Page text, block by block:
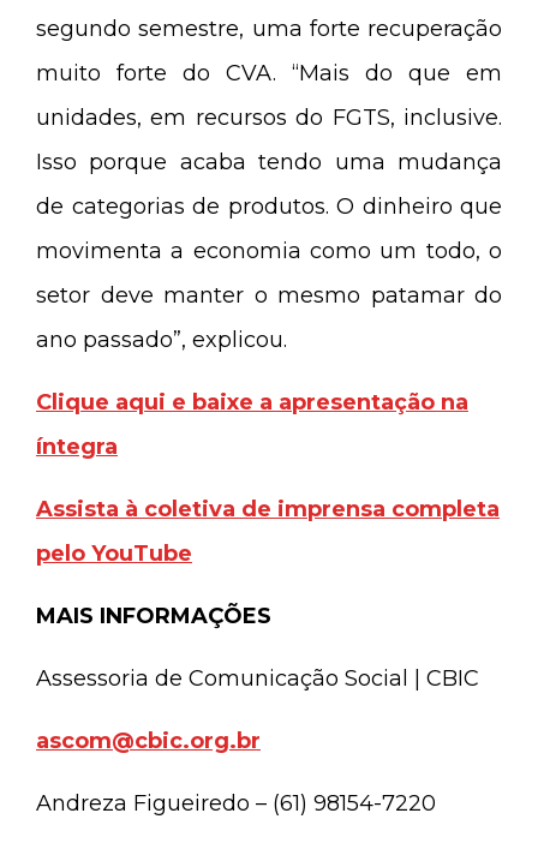
segundo semestre, uma forte recuperação
muito forte do CVA. “Mais do que em
unidades, em recursos do FGTS, inclusive.
Isso porque acaba tendo uma mudança
de categorias de produtos. O dinheiro que
movimenta a economia como um todo, o
setor deve manter o mesmo patamar do
ano passado”, explicou.
Clique aqui e baixe a apresentação na
íntegra
Assista à coletiva de imprensa completa
pelo YouTube
MAIS INFORMAÇÕES
Assessoria de Comunicação Social | CBIC
ascom@cbic.org.br
Andreza Figueiredo – (61) 98154-7220